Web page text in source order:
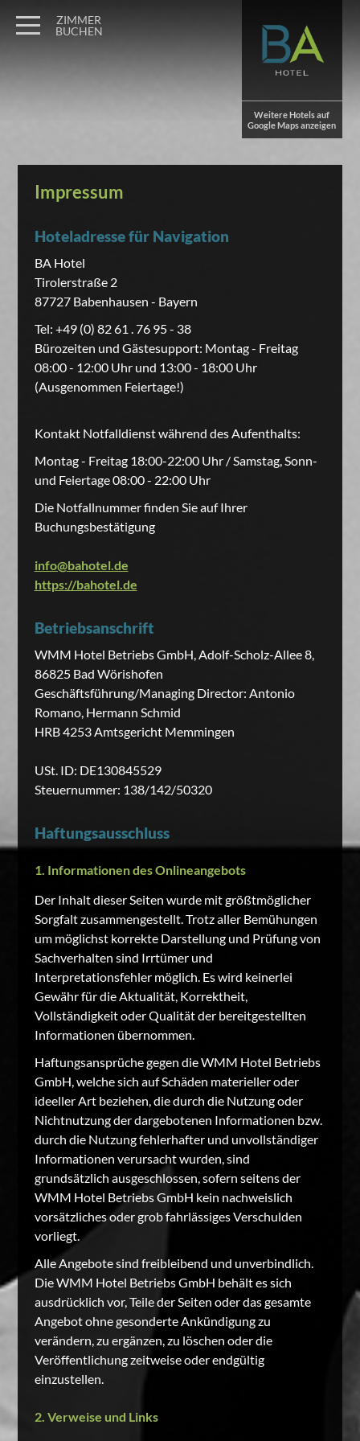
Weitere Hotels auf
Google Maps anzeigen
ZIMMER
BUCHEN
Impressum
Hoteladresse für Navigation
BA Hotel
Tirolerstraße 2
87727 Babenhausen - Bayern
Tel: +49 (0) 82 61 . 76 95 - 38
Bürozeiten und Gästesupport: Montag - Freitag
08:00 - 12:00 Uhr und 13:00 - 18:00 Uhr
(Ausgenommen Feiertage!)
Kontakt Notfalldienst während des Aufenthalts:
Montag - Freitag 18:00-22:00 Uhr / Samstag, Sonn-
und Feiertage 08:00 - 22:00 Uhr
Die Notfallnummer finden Sie auf Ihrer
Buchungsbestätigung
info@bahotel.de
https://bahotel.de
Betriebsanschrift
WMM Hotel Betriebs GmbH, Adolf-Scholz-Allee 8,
86825 Bad Wörishofen
Geschäftsführung/Managing Director: Antonio
Romano, Hermann Schmid
HRB 4253 Amtsgericht Memmingen
USt. ID: DE130845529
Steuernummer: 138/142/50320
Haftungsausschluss
1. Informationen des Onlineangebots
Der Inhalt dieser Seiten wurde mit größtmöglicher
Sorgfalt zusammengestellt. Trotz aller Bemühungen
um möglichst korrekte Darstellung und Prüfung von
Sachverhalten sind Irrtümer und
Interpretationsfehler möglich. Es wird keinerlei
Gewähr für die Aktualität, Korrektheit,
Vollständigkeit oder Qualität der bereitgestellten
Informationen übernommen.
Haftungsansprüche gegen die WMM Hotel Betriebs
GmbH, welche sich auf Schäden materieller oder
ideeller Art beziehen, die durch die Nutzung oder
Nichtnutzung der dargebotenen Informationen bzw.
durch die Nutzung fehlerhafter und unvollständiger
Informationen verursacht wurden, sind
grundsätzlich ausgeschlossen, sofern seitens der
WMM Hotel Betriebs GmbH kein nachweislich
vorsätzliches oder grob fahrlässiges Verschulden
vorliegt.
Alle Angebote sind freibleibend und unverbindlich.
Die WMM Hotel Betriebs GmbH behält es sich
ausdrücklich vor, Teile der Seiten oder das gesamte
Angebot ohne gesonderte Ankündigung zu
verändern, zu ergänzen, zu löschen oder die
Veröffentlichung zeitweise oder endgültig
einzustellen.
2. Verweise und Links